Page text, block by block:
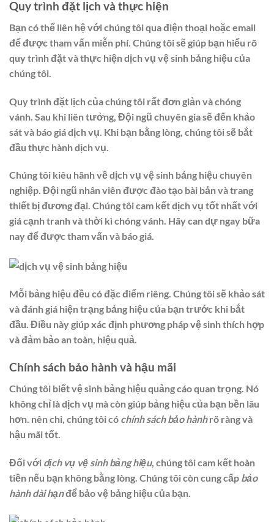
Quy trình đặt lịch và thực hiện
Bạn có thể liên hệ với chúng tôi qua điện thoại hoặc email
để được tham vấn miễn phí. Chúng tôi sẽ giúp bạn hiểu rõ
quy trình đặt và thực hiện dịch vụ vệ sinh bảng hiệu của
chúng tôi.
Quy trình đặt lịch của chúng tôi rất đơn giản và chóng
vánh. Sau khi liên tưởng, Đội ngũ chuyên gia sẽ đến khảo
sát và báo giá dịch vụ. Khi bạn bằng lòng, chúng tôi sẽ bắt
đầu thực hành dịch vụ.
Chúng tôi kiêu hãnh về dịch vụ vệ sinh bảng hiệu chuyên
nghiệp. Đội ngũ nhân viên được đào tạo bài bản và trang
thiết bị đương đại. Chúng tôi cam kết dịch vụ tốt nhất với
giá cạnh tranh và thời kì chóng vánh. Hãy can dự ngay bữa
nay để được tham vấn và báo giá.
Mỗi bảng hiệu đều có đặc điểm riêng. Chúng tôi sẽ khảo sát
và đánh giá hiện trạng bảng hiệu của bạn trước khi bắt
đầu. Điều này giúp xác định phương pháp vệ sinh thích hợp
và đảm bảo an toàn, hiệu quả.
Chính sách bảo hành và hậu mãi
Chúng tôi biết vệ sinh bảng hiệu quảng cáo quan trọng. Nó
không chỉ là dịch vụ mà còn giúp bảng hiệu của bạn bền lâu
hơn. nên chi, chúng tôi có chính sách bảo hànhrõ ràng và
hậu mãi tốt.
Đối với dịch vụ vệ sinh bảng hiệu, chúng tôi cam kết hoàn
tiền nếu bạn không bằng lòng. Chúng tôi còn cung cấp bảo
hành dài hạnđể bảo vệ bảng hiệu của bạn.